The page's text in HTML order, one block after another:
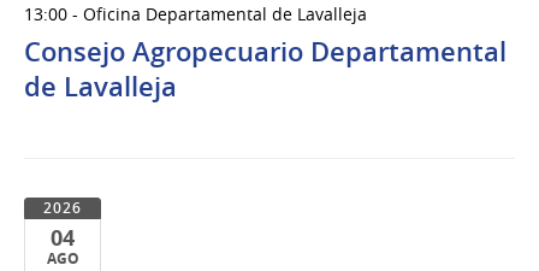
de
Ago
del
13:00 - Oficina Departamental de Lavalleja
Consejo Agropecuario Departamental
de Lavalleja
2026
04
AGO